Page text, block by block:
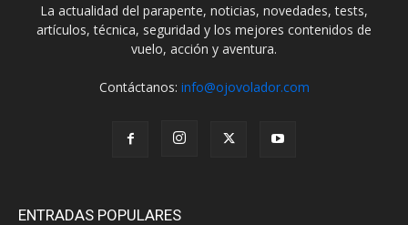
La actualidad del parapente, noticias, novedades, tests,
artículos, técnica, seguridad y los mejores contenidos de
vuelo, acción y aventura.
Contáctanos: info@ojovolador.com
ENTRADAS POPULARES